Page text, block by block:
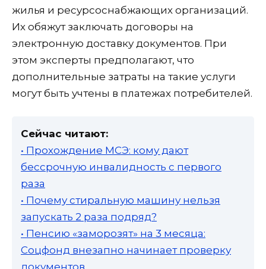
жилья и ресурсоснабжающих организаций.
Их обяжут заключать договоры на
электронную доставку документов. При
этом эксперты предполагают, что
дополнительные затраты на такие услуги
могут быть учтены в платежах потребителей.
Сейчас читают:
• Прохождение МСЭ: кому дают
бессрочную инвалидность с первого
раза
• Почему стиральную машину нельзя
запускать 2 раза подряд?
• Пенсию «заморозят» на 3 месяца:
Соцфонд внезапно начинает проверку
документов